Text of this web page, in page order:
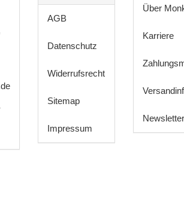
AGB
Datenschutz
Widerrufsrecht
Sitemap
Impressum
Über
Karriere
Newsletter